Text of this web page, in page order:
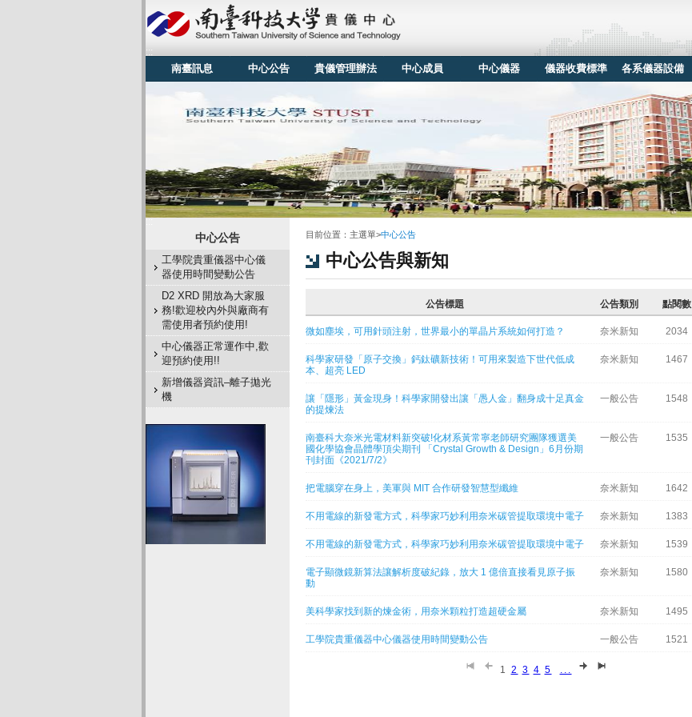
:::
南臺訊息 中心公告 貴儀管理辦法 中心成員 中心儀器 儀器收費標準 各系儀器設備
中心公告
工學院貴重儀器中心儀
器使用時間變動公告
D2 XRD 開放為大家服
務!歡迎校內外與廠商有
需使用者預約使用!
中心儀器正常運作中,歡
迎預約使用!!
新增儀器資訊–離子拋光
機
目前位置： 主選單>中心公告
中心公告與新知
公告標題 公告類別 點閱數
微如塵埃，可用針頭注射，世界最小的單晶片系統如何打造？ 奈米新知 2034
科學家研發「原子交換」鈣鈦礦新技術！可用來製造下世代低成
本、超亮 LED
奈米新知 1467
讓「隱形」黃金現身！科學家開發出讓「愚人金」翻身成十足真金
的提煉法
一般公告 1548
南臺科大奈米光電材料新突破!化材系黃常寧老師研究團隊獲選美
國化學協會晶體學頂尖期刊 「Crystal Growth & Design」6月份期
刊封面《2021/7/2》
一般公告 1535
把電腦穿在身上，美軍與 MIT 合作研發智慧型纖維 奈米新知 1642
不用電線的新發電方式，科學家巧妙利用奈米碳管提取環境中電子 奈米新知 1383
不用電線的新發電方式，科學家巧妙利用奈米碳管提取環境中電子 奈米新知 1539
電子顯微鏡新算法讓解析度破紀錄，放大 1 億倍直接看見原子振
動
奈米新知 1580
美科學家找到新的煉金術，用奈米顆粒打造超硬金屬 奈米新知 1495
工學院貴重儀器中心儀器使用時間變動公告 一般公告 1521
1 2 3 4 5 ...